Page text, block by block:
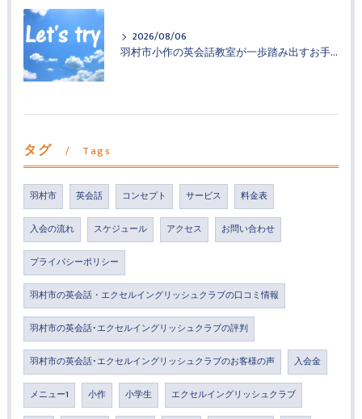
2026/08/06
羽村市小作の英会話教室が一歩踏み出すお手伝い
タグ Tags
羽村市 英会話 コンセプト サービス 料金表
入会の流れ スケジュール アクセス お問い合わせ
プライバシーポリシー
羽村市の英会話・エクセルイングリッシュクラブの口コミ情報
羽村市の英会話･エクセルイングリッシュクラブの評判
羽村市の英会話･エクセルイングリッシュクラブのお客様の声 入会金
メニュー1 小作 小学生 エクセルイングリッシュクラブ